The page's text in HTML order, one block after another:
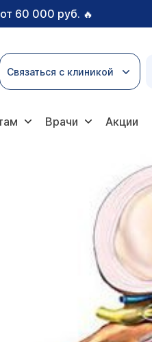
60 000 руб. 🔥
Связаться с клиникой
Врачи Акции